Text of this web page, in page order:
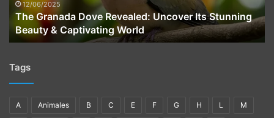
Beauty
Captivating
World
12/06/2025
The Granada Dove Revealed: Uncover Its Stunning
Beauty & Captivating World
Tags
A Animales B C E F G H L M